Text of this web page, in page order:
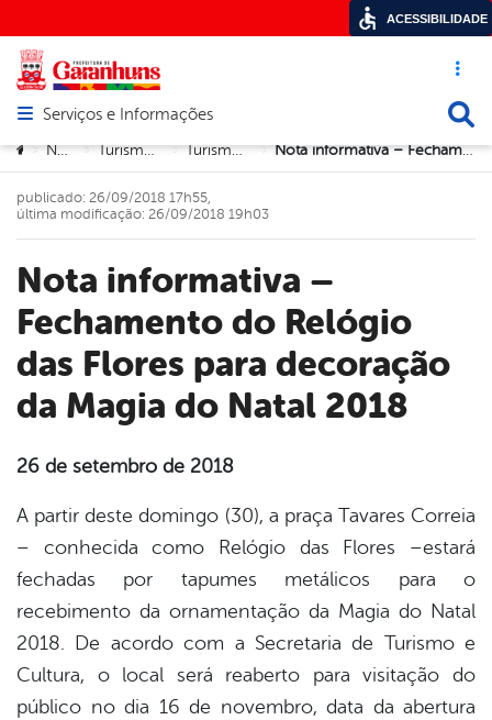
Acesso
Abrir menu principal de navegação
Serviços e Informações
Você está aqui:
> Notícias > Turismo e Cultura > Turismo e Cultura > Nota informativa – Fechamento do Relógio das Flores para decoração da Magia do Natal 2018
Nota informativa –
Fechamento do Relógio
das Flores para decoração
da Magia do Natal 2018
publicado: 26/09/2018 17h55,
última modificação: 26/09/2018 19h03
26 de setembro de 2018
A partir deste domingo (30), a praça Tavares Correia
– conhecida como Relógio das Flores –estará
fechadas por tapumes metálicos para o
recebimento da ornamentação da Magia do Natal
2018. De acordo com a Secretaria de Turismo e
Cultura, o local será reaberto para visitação do
público no dia 16 de novembro, data da abertura
ACESSIBILIDADE